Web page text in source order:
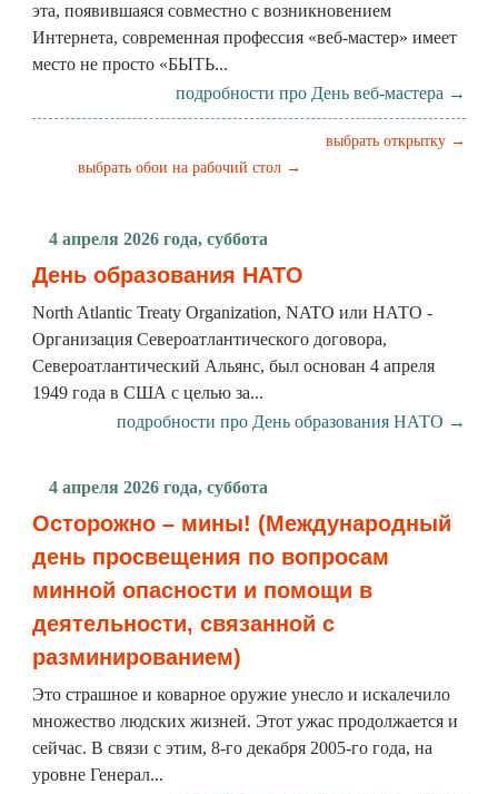
эта, появившаяся совместно с возникновением
Интернета, современная профессия «веб-мастер» имеет
место не просто «БЫТЬ...
подробности про День веб-мастера →
выбрать открытку →
выбрать обои на рабочий стол →
4 апреля 2026 года, суббота
День образования НАТО
North Atlantic Treaty Organization, NATO или НАТО -
Организация Североатлантического договора,
Североатлантический Альянс, был основан 4 апреля
1949 года в США с целью за...
подробности про День образования НАТО →
4 апреля 2026 года, суббота
Осторожно – мины! (Международный
день просвещения по вопросам
минной опасности и помощи в
деятельности, связанной с
разминированием)
Это страшное и коварное оружие унесло и искалечило
множество людских жизней. Этот ужас продолжается и
сейчас. В связи с этим, 8-го декабря 2005-го года, на
уровне Генерал...